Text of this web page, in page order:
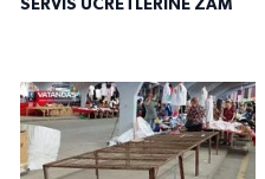
SERVİS ÜCRETLERİNE ZAM